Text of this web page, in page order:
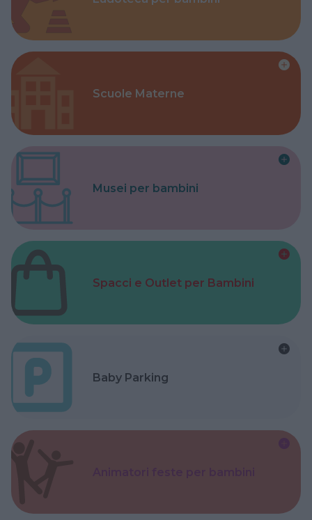
Scuole Materne
Musei per bambini
Spacci e Outlet per Bambini
Baby Parking